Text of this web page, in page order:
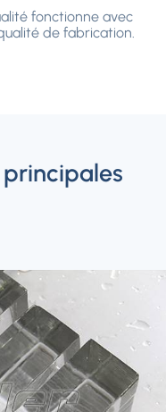
fonctionne avec
de fabrication.